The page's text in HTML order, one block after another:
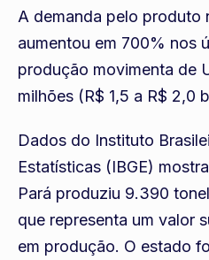
A demanda pelo produto
aumentou em 700% nos
produção movimenta de
milhões (R$ 1,5 a R$ 2,0
Dados do Instituto
Estatísticas (IBGE)
Pará produziu 9.390
que representa um valor
em produção. O estado